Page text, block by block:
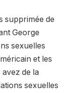
supprimée de
George
sexuelles
et les
de la
sexuelles